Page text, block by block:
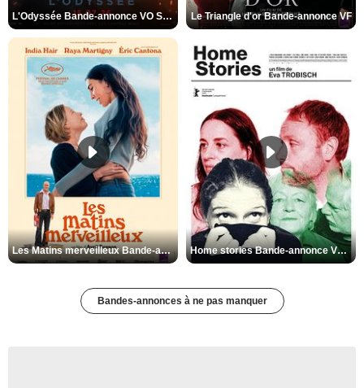
L'Odyssée Bande-annonce VO STFR Le Triangle d'or Bande-annonce VF
Les Matins merveilleux Bande-annonce VF Home stories Bande-annonce VO STFR
Bandes-annonces à ne pas manquer